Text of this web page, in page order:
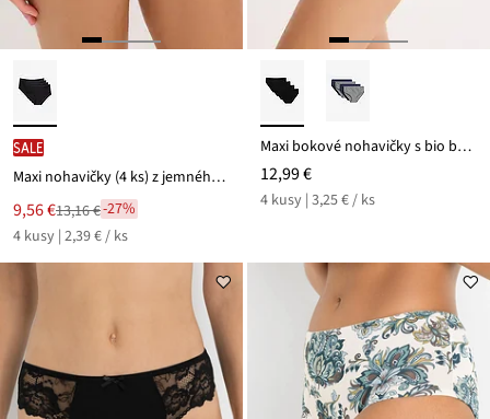
SALE
Maxi nohavičky (4 ks) z jemného modálu
Nová
cena
je
9,56 €
Zľava
z
ceny
13,16 €
13,16 €-27%
4 kusy | 2,39 € / ks
Maxi bokové nohavičky s bio bavlnou (4 ks v balení)
12,99 €
4 kusy | 3,25 € / ks